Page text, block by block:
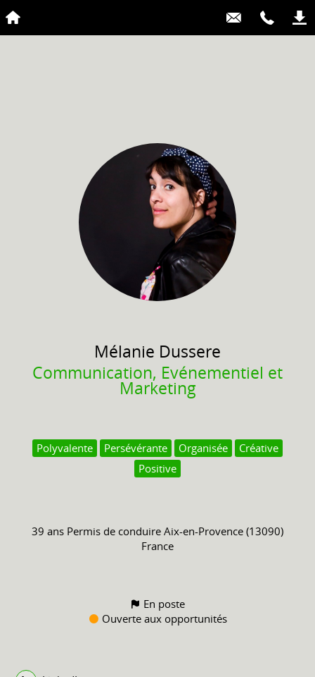
Mélanie Dussere
Communication, Evénementiel et
Marketing
Polyvalente Persévérante Organisée
Créative
Positive
39 ans Permis de conduire Aix-en-Provence (13090)
France
En poste
Ouverte aux opportunités